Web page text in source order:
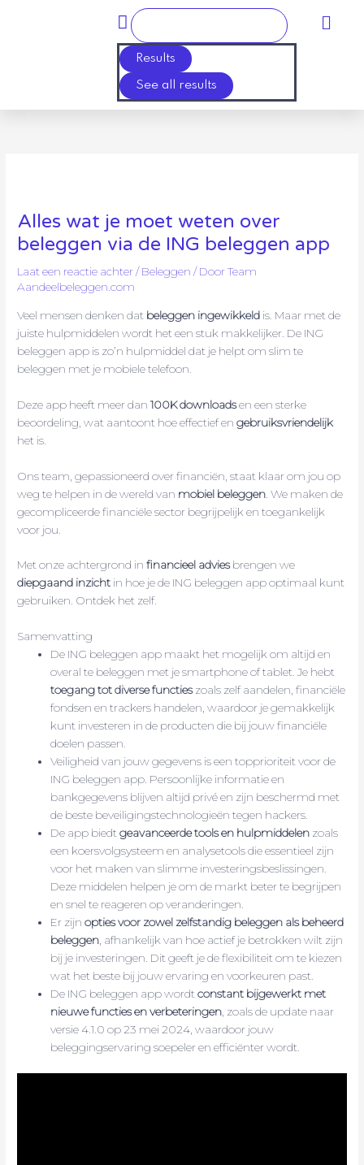
Main
Search
Results
See all results
Alles wat je moet weten over
beleggen via de ING beleggen app
Laat een reactie achter/Beleggen / DoorTeam
Aandeelbeleggen.com
Veel mensen denken dat beleggen ingewikkeld is. Maar met de
juiste hulpmiddelen wordt het een stuk makkelijker. De ING
beleggen app is zo’n hulpmiddel dat je helpt om slim te
beleggen met je mobiele telefoon.
Deze app heeft meer dan100K downloadsen een sterke
beoordeling, wat aantoont hoe effectief engebruiksvriendelijk
het is.
Ons team, gepassioneerd over financiën, staat klaar om jou op
weg te helpen in de wereld van mobiel beleggen . We maken de
gecompliceerde financiële sector begrijpelijk en toegankelijk
voor jou.
Met onze achtergrond infinancieel adviesbrengen we
diepgaand inzicht in hoe je de ING beleggen app optimaal kunt
gebruiken. Ontdek het zelf.
Samenvatting
De ING beleggen app maakt het mogelijk om altijd en
overal te beleggen met je smartphone of tablet. Je hebt
toegang tot diverse functieszoals zelf aandelen, financiële
fondsen en trackers handelen, waardoor je gemakkelijk
kunt investeren in de producten die bij jouw financiële
doelen passen.
Veiligheid van jouw gegevens is een topprioriteit voor de
ING beleggen app. Persoonlijke informatie en
bankgegevens blijven altijd privé en zijn beschermd met
de beste beveiligingstechnologieën tegen hackers.
De app biedtgeavanceerde tools en hulpmiddelen zoals
een koersvolgsysteem en analysetools die essentieel zijn
voor het maken van slimme investeringsbeslissingen.
Deze middelen helpen je om de markt beter te begrijpen
en snel te reageren op veranderingen.
Er zijnopties voor zowel zelfstandig beleggen als beheerd
beleggen, afhankelijk van hoe actief je betrokken wilt zijn
bij je investeringen. Dit geeft je de flexibiliteit om te kiezen
wat het beste bij jouw ervaring en voorkeuren past.
De ING beleggen app wordtconstant bijgewerkt met
nieuwe functies en verbeteringen, zoals de update naar
versie 4.1.0 op 23 mei 2024, waardoor jouw
beleggingservaring soepeler en efficiënter wordt.